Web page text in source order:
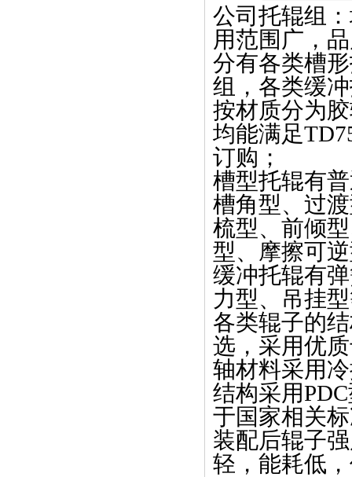
公司托辊组
用范围广，
分有各类槽
组，各类缓
按材质分为
均能满足
订购；
槽型托辊有
槽角型、过
梳型、前倾
型、摩擦可
缓冲托辊有
力型、吊挂
各类辊子的
选，采用优
轴材料采用
结构采用
于国家相关
装配后辊子
轻，能耗低